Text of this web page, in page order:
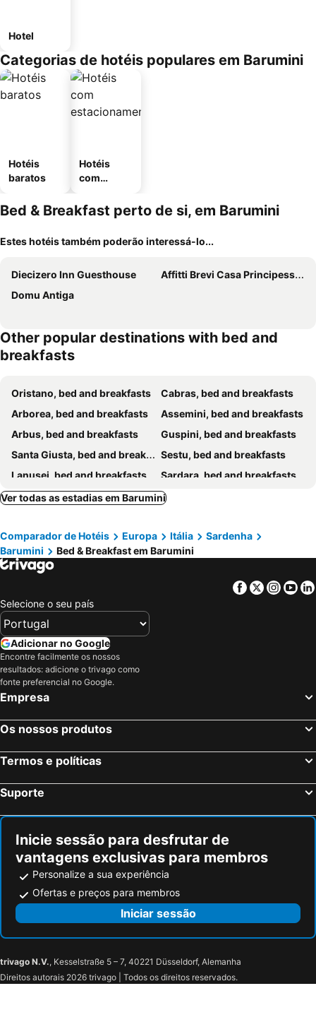
Hotel
Categorias de hotéis populares em Barumini
Hotéis
baratos
Hotéis
com
mento
Bed & Breakfast perto de si, em Barumini
Estes hotéis também poderão interessá-lo...
Diecizero Inn Guesthouse
Affitti Brevi Casa Principessa Maria
Domu Antiga
Other popular destinations with bed and
breakfasts
Oristano, bed and breakfasts
Cabras, bed and breakfasts
Arborea, bed and breakfasts
Assemini, bed and breakfasts
Arbus, bed and breakfasts
Guspini, bed and breakfasts
Santa Giusta, bed and breakfasts
Sestu, bed and breakfasts
Lanusei, bed and breakfasts
Sardara, bed and breakfasts
Sorgono, bed and breakfasts
Desulo, bed and breakfasts
Ghilarza, bed and breakfasts
Nurallao, bed and breakfasts
Paulilatino, bed and breakfasts
Orroli, bed and breakfasts
Villaurbana, bed and breakfasts
Siliqua, bed and breakfasts
Sini, bed and breakfasts
Sinnai, bed and breakfasts
Sanluri, bed and breakfasts
Seulo, bed and breakfasts
Aritzo, bed and breakfasts
Jerzu, bed and breakfasts
Mandas, bed and breakfasts
Gairo, bed and breakfasts
Uras, bed and breakfasts
San Nicolò d'Arcidano, bed and breakfasts
Villacidro, bed and breakfasts
Villamar, bed and breakfasts
Ver todas as estadias em Barumini
Comparador de Hotéis Europa Itália
Sardenha
Barumini
Bed & Breakfast em Barumini
Facebook
Twitter
Selecione o seu país
Adicionar no Google
Encontre facilmente os nossos
resultados: adicione o trivago como
fonte preferencial no Google.
Empresa
Os nossos produtos
Termos e políticas
Suporte
Inicie sessão para desfrutar de
vantagens exclusivas para membros
Personalize a sua experiência
Ofertas e preços para membros
Iniciar sessão
trivago N.V., Kesselstraße 5 – 7, 40221 Düsseldorf, Alemanha
Direitos autorais 2026 trivago | Todos os direitos reservados.